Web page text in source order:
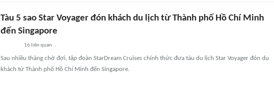
Tàu 5 sao Star Voyager đón khách du lịch từ Thành phố Hồ Chí Minh
đến Singapore
16 liên quan
Sau nhiều tháng chờ đợi, tập đoàn StarDream Cruises chính thức đưa tàu du lịch Star Voyager đón du
khách từ Thành phố Hồ Chí Minh đến Singapore.